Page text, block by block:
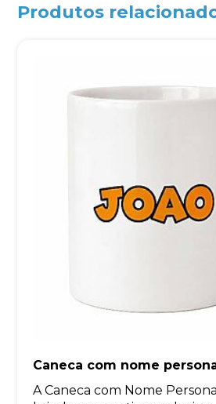
Produtos
Caneca com nome
A Caneca com Nome